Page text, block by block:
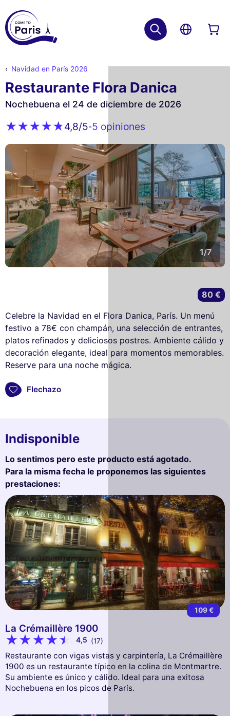
Navidad en París 2026
Restaurante Flora Danica
Nochebuena el 24 de diciembre de 2026
4,8/5-5 opiniones
1/7
Celebre la Navidad en el Flora Danica, París. Un menú
festivo a 78€ con champán, una selección de entrantes,
platos refinados y deliciosos postres. Ambiente cálido y
decoración elegante, ideal para momentos memorables.
Reserve para una noche mágica.
Flechazo
80 €
Indisponible
Lo sentimos pero este producto está agotado.
Para la misma fecha le proponemos las siguientes
prestaciones:
109 €
La Crémaillère 1900
4,5 (17)
Restaurante con vigas vistas y carpintería, La Crémaillère
1900 es un restaurante típico en la colina de Montmartre.
Su ambiente es único y cálido. Ideal para una exitosa
Nochebuena en los picos de París.